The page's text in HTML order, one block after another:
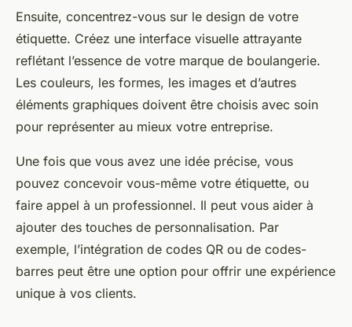
Ensuite, concentrez-vous sur le design de votre
étiquette. Créez une interface visuelle attrayante
reflétant l’essence de votre marque de boulangerie.
Les couleurs, les formes, les images et d’autres
éléments graphiques doivent être choisis avec soin
pour représenter au mieux votre entreprise.
Une fois que vous avez une idée précise, vous
pouvez concevoir vous-même votre étiquette, ou
faire appel à un professionnel. Il peut vous aider à
ajouter des touches de personnalisation. Par
exemple, l’intégration de codes QR ou de codes-
barres peut être une option pour offrir une expérience
unique à vos clients.